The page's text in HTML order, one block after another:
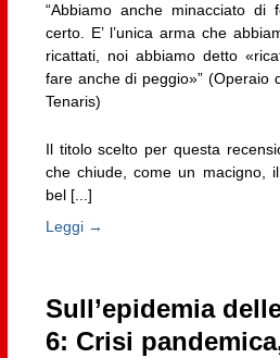
“Abbiamo anche minacciato di
certo. E’ l’unica arma che
ricattati, noi abbiamo detto
fare anche di peggio»” (Operaio
Tenaris)
Il titolo scelto per questa
che chiude, come un macigno,
bel [...]
Leggi →
Sull’epidemia
6: Crisi